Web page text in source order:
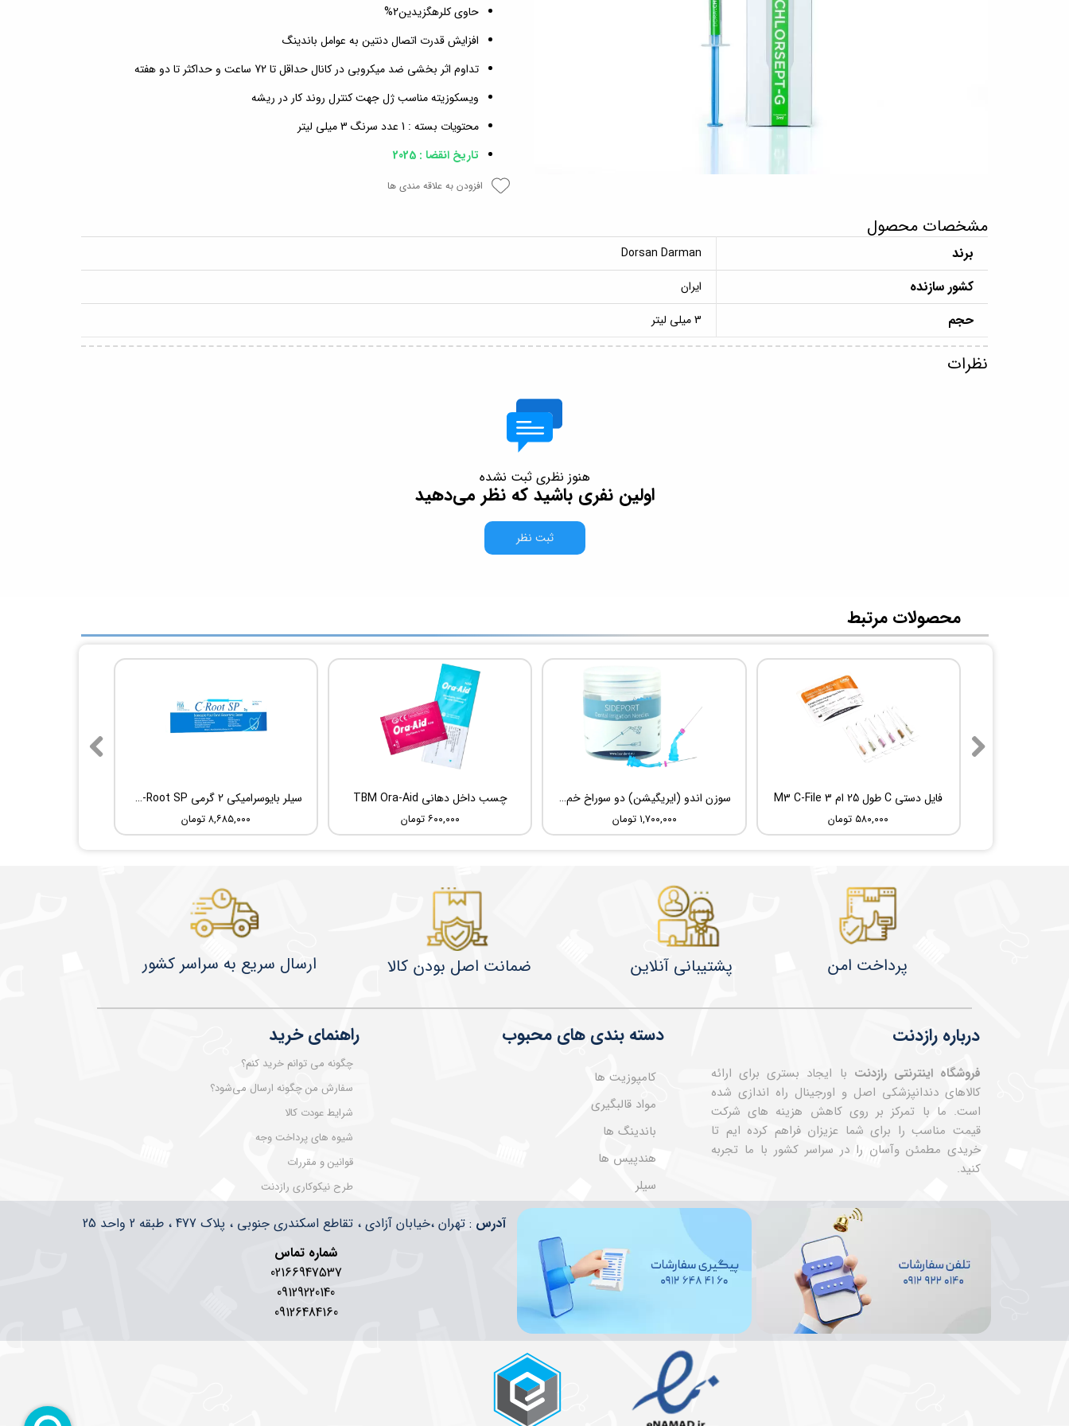
حاوی کلرهگزیدین2%
افزایش قدرت اتصال دنتین به عوامل باندینگ
تداوم اثر بخشی ضد میکروبی در کانال حداقل تا 72 ساعت و حداکثر تا دو هفته
ویسکوزیته مناسب ژل جهت کنترل روند کار در ریشه
محتویات بسته : 1 عدد سرنگ 3 میلی لیتر
تاریخ انقضا : 2025
افزودن به علاقه مندی ها
مشخصات محصول
برند Dorsan Darman
کشور سازنده ایران
حجم 3 میلی لیتر
نظرات
هنوز نظری ثبت نشده
اولین نفری باشید که نظر می‌دهید
ثبت نظر
سیلر بایوسرامیکی 2 گرمی Root Dental Medical C-Root SP
۸,۶۸۵,۰۰۰ تومان
چسب داخل دهانی TBM Ora-Aid
۶۰۰,۰۰۰ تومان
سوزن اندو (ایریگیشن) دو سوراخ خم شونده UDG Sideport
۱,۷۰۰,۰۰۰ تومان
فایل دستی C طول 25 ام 3 M3 C-File
۵۸۰,۰۰۰ تومان
​محصولات مرتبط
درباره رازدنت
فروشگاه اینترنتی رازدنت با ایجاد بستری برای ارائه
کالاهای دندانپزشکی اصل و اورجینال راه اندازی شده
است. ما با تمرکز بر روی کاهش هزینه های شرکت
قیمت مناسب را برای شما عزیزان فراهم کرده ایم تا
خریدی مطمئن وآسان را در سراسر کشور با ما تجربه
کنید.
راهنمای خرید
چگونه می توانم خرید کنم؟
سفارش من چگونه ارسال می‌شود؟
شرایط عودت کالا
شیوه های پرداخت وجه
قوانین و مقررات
طرح نیکوکاری رازدنت
دسته بندی های محبوب
کامپوزیت ها
مواد قالبگیری
باندینگ ها
هندپیس ها
سیلر
​​آدرس : تهران ،خیابان آزادی ، تقاطع اسکندری جنوبی ، پلاک 477 ، طبقه 2 واحد 25
شماره تماس
02166947537
09129220140
09126484160
​​​​ارسال سریع به سراسر کشور ضمانت اصل بودن کالا پشتیبانی آنلاین پرداخت امن